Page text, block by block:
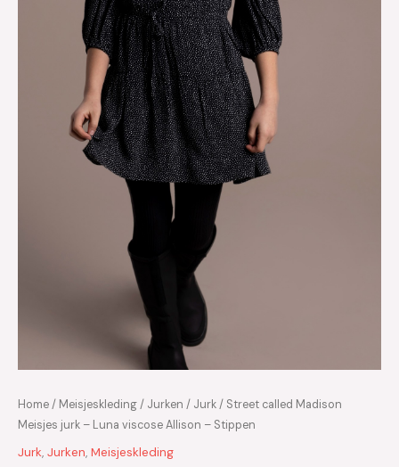
Home/ Meisjeskleding/ Jurken / Jurk/ Street called Madison
Meisjes jurk – Luna viscose Allison – Stippen
Jurk, Jurken, Meisjeskleding